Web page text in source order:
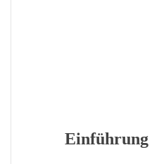
Einführung